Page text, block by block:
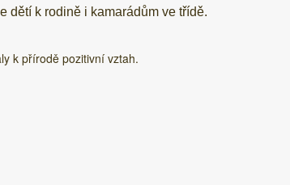
dětí k rodině i kamarádům ve třídě.
k přírodě pozitivní vztah.